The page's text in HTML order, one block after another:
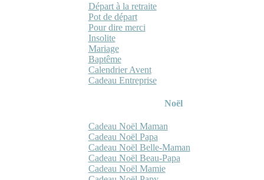
Départ à la retraite
Pot de départ
Pour dire merci
Insolite
Mariage
Baptême
Calendrier Avent
Cadeau Entreprise
Noël
Cadeau Noël Maman
Cadeau Noël Papa
Cadeau Noël Belle-Maman
Cadeau Noël Beau-Papa
Cadeau Noël Mamie